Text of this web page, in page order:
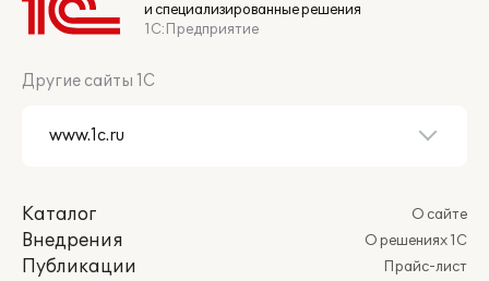
и специализированные решения
1С:Предприятие
Другие сайты 1С
Каталог
Внедрения
Публикации
О сайте
О решениях 1С
Прайс-лист